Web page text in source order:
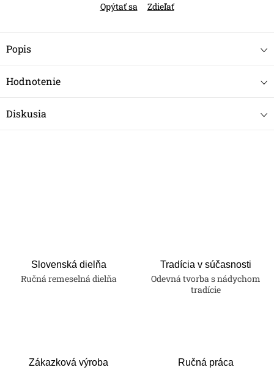
Opýtať sa
Zdieľať
Popis
Hodnotenie
Diskusia
Slovenská dielňa
Ručná remeselná dielňa
Tradícia v súčasnosti
Odevná tvorba s nádychom
tradície
Zákazková výroba Ručná práca